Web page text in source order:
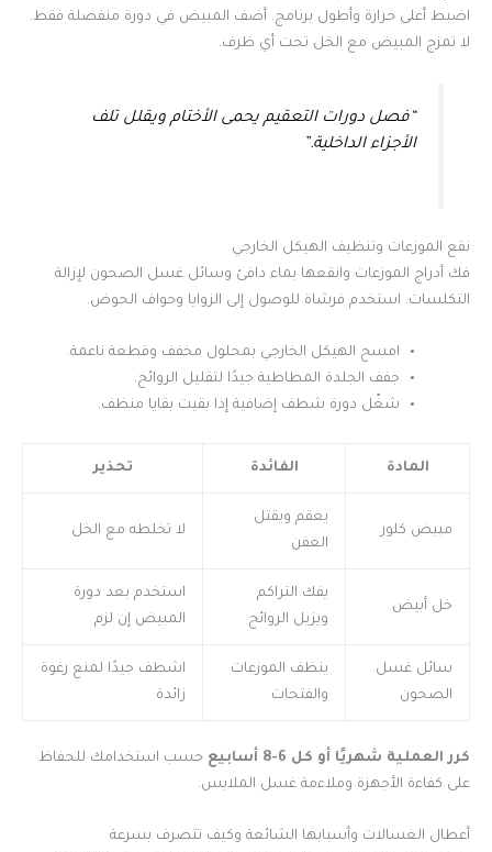
اضبط أعلى حرارة وأطول برنامج. أضف المبيض في دورة منفصلة فقط.
لا تمزج المبيض مع الخل تحت أي ظرف.
“فصل دورات التعقيم يحمى الأختام ويقلل تلف
الأجزاء الداخلية.”
نقع الموزعات وتنظيف الهيكل الخارجي
فك أدراج الموزعات وانقعها بماء دافئ وسائل غسل الصحون لإزالة
التكلسات. استخدم فرشاة للوصول إلى الزوايا وحواف الحوض.
امسح الهيكل الخارجي بمحلول مخفف وقطعة ناعمة.
جفف الجلدة المطاطية جيدًا لتقليل الروائح.
شغّل دورة شطف إضافية إذا بقيت بقايا منظف.
المادة الفائدة تحذير
مبيض كلور
يعقم ويقتل
العفن
لا تخلطه مع الخل
خل أبيض
يفك التراكم
ويزيل الروائح
استخدم بعد دورة
المبيض إن لزم
سائل غسل
الصحون
ينظف الموزعات
والفتحات
اشطف جيدًا لمنع رغوة
زائدة
كرر العملية شهريًا أو كل 6-8 أسابيع
حسب استخدامك للحفاظ
على كفاءة الأجهزة وملاءمة غسل الملابس.
أعطال الغسالات وأسبابها الشائعة وكيف تتصرف بسرعة